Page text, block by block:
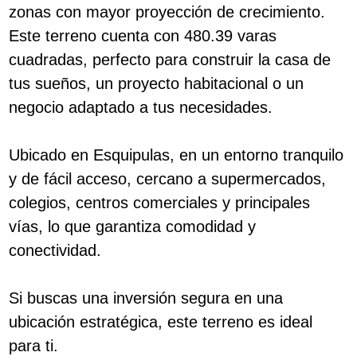
zonas con mayor proyección de crecimiento.
Este terreno cuenta con 480.39 varas
cuadradas, perfecto para construir la casa de
tus sueños, un proyecto habitacional o un
negocio adaptado a tus necesidades.
Ubicado en Esquipulas, en un entorno tranquilo
y de fácil acceso, cercano a supermercados,
colegios, centros comerciales y principales
vías, lo que garantiza comodidad y
conectividad.
Si buscas una inversión segura en una
ubicación estratégica, este terreno es ideal
para ti.